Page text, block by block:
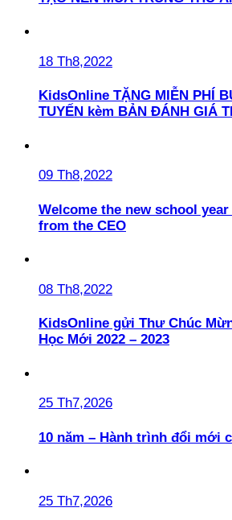
18 Th8,2022
KidsOnline TẶNG MIỄN PHÍ
TUYẾN kèm BẢN ĐÁNH GIÁ
09 Th8,2022
Welcome the new school year
from the CEO
08 Th8,2022
KidsOnline gửi Thư Chúc
Học Mới 2022 – 2023
25 Th7,2026
10 năm – Hành trình đổi mới
25 Th7,2026